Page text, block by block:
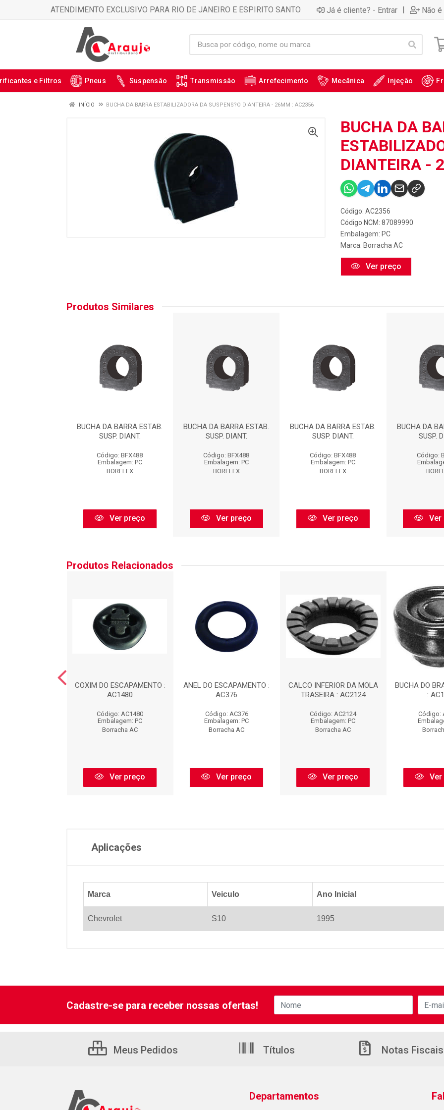
ATENDIMENTO EXCLUSIVO PARA RIO DE JANEIRO E ESPIRITO SANTO Já é cliente? - Entrar | Não
e Filtros Pneus Suspensão Transmissão Arrefecimento Mecânica Injeção
INÍCIO BUCHA DA BARRA ESTABILIZADORA DA SUSPENS?O DIANTEIRA - 26MM : AC2356
BUCHA DA
DIANTEIRA -
Código: AC2356
Código NCM: 87089990
Embalagem: PC
Marca: Borracha AC
Ver preço
Produtos Similares
BUCHA DA BARRA ESTAB.
SUSP. DIANT.
Código: BFX488
Embalagem: PC
BORFLEX
Ver preço
BUCHA DA BARRA ESTAB.
SUSP. DIANT.
Código: BFX488
Embalagem: PC
BORFLEX
Ver preço
BUCHA DA BARRA ESTAB.
SUSP. DIANT.
Código: BFX488
Embalagem: PC
BORFLEX
Ver preço
BUCHA DA
SUSP.
Código:
Ver
Produtos Relacionados
COXIM DO ESCAPAMENTO :
AC1480
Código: AC1480
Embalagem: PC
Borracha AC
Ver preço
ANEL DO ESCAPAMENTO :
AC376
Código: AC376
Embalagem: PC
Borracha AC
Ver preço
CALCO INFERIOR DA MOLA
TRASEIRA : AC2124
Código: AC2124
Embalagem: PC
Borracha AC
Ver preço
BUCHA DO
:
Código:
Ver
Aplicações
Marca Veiculo Ano Inicial
Chevrolet S10 1995
Cadastre-se para receber nossas ofertas!
Meus Pedidos Títulos Notas Fiscais
Departamentos